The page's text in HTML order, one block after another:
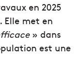
en 2025
Elle met en
» dans
est une